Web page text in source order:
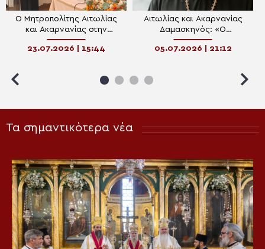
Ο Μητροπολίτης Αιτωλίας
και Ακαρνανίας στην
παρουσίαση του βιβλίου
«Πολιορκουμένη Ιερά Πόλις»
23.07.2026 | 15:44
Αιτωλίας και Ακαρνανίας
Δαμασκηνός: «Ο
προορισμός μας είναι η
διαρκής σχέση με τον
05.07.2026 | 21:12
Τα σημαντικότερα νέα